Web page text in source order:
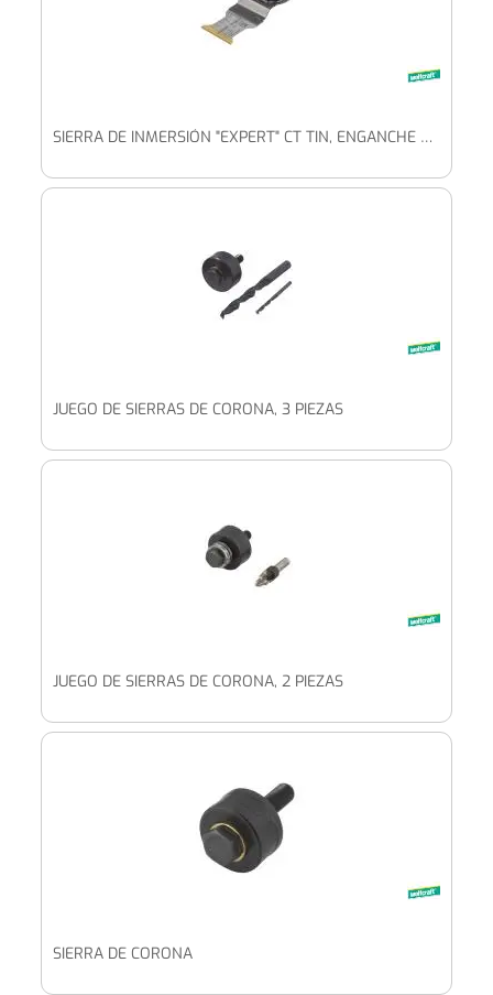
SIERRA DE INMERSIÓN "EXPERT" CT TIN, ENGANCHE STARLOCK, ALUMINIO, ACERO INOXIDABLE
JUEGO DE SIERRAS DE CORONA, 3 PIEZAS
JUEGO DE SIERRAS DE CORONA, 2 PIEZAS
SIERRA DE CORONA